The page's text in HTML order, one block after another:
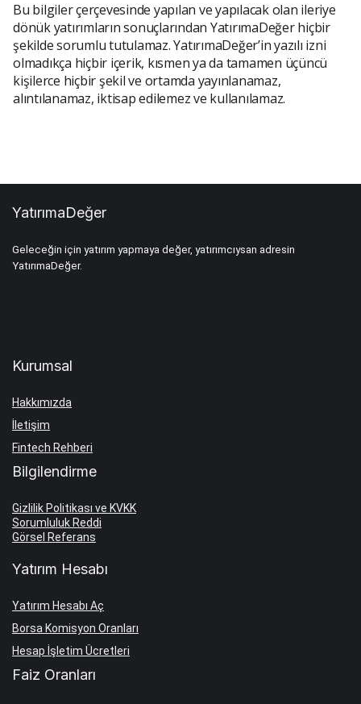
Bu bilgiler çerçevesinde yapılan ve yapılacak olan ileriye
dönük yatırımların sonuçlarından YatırımaDeğer hiçbir
şekilde sorumlu tutulamaz. YatırımaDeğer’in yazılı izni
olmadıkça hiçbir içerik, kısmen ya da tamamen üçüncü
kişilerce hiçbir şekil ve ortamda yayınlanamaz,
alıntılanamaz, iktisap edilemez ve kullanılamaz.
YatırımaDeğer
Geleceğin için yatırım yapmaya değer, yatırımcıysan adresin
YatırımaDeğer.
Kurumsal
Hakkımızda
İletişim
Fintech Rehberi
Bilgilendirme
Gizlilik Politikası ve KVKK
Sorumluluk Reddi
Görsel Referans
Yatırım Hesabı
Yatırım Hesabı Aç
Borsa Komisyon Oranları
Hesap İşletim Ücretleri
Faiz Oranları